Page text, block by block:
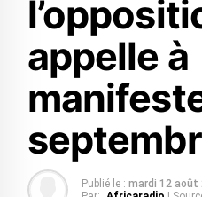
appelle à
Publié le : mardi 12 août